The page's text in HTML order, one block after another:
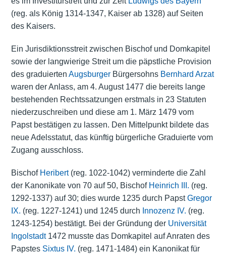
(reg. als König 1314-1347, Kaiser ab 1328) auf Seiten
des Kaisers.
Ein Jurisdiktionsstreit zwischen Bischof und Domkapitel
sowie der langwierige Streit um die päpstliche Provision
des graduierten AugsburgerBürgersohns Bernhard Arzat
waren der Anlass, am 4. August 1477 die bereits lange
bestehenden Rechtssatzungen erstmals in 23 Statuten
niederzuschreiben und diese am 1. März 1479 vom
Papst bestätigen zu lassen. Den Mittelpunkt bildete das
neue Adelsstatut, das künftig bürgerliche Graduierte vom
Zugang ausschloss.
Bischof Heribert(reg. 1022-1042) verminderte die Zahl
der Kanonikate von 70 auf 50, Bischof Heinrich III. (reg.
1292-1337) auf 30; dies wurde 1235 durch PapstGregor
IX. (reg. 1227-1241) und 1245 durch Innozenz IV. (reg.
1243-1254) bestätigt. Bei der Gründung der Universität
Ingolstadt1472 musste das Domkapitel auf Anraten des
Papstes Sixtus IV. (reg. 1471-1484) ein Kanonikat für